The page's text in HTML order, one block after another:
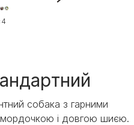
собака з гарними
і довгою шиєю.
4